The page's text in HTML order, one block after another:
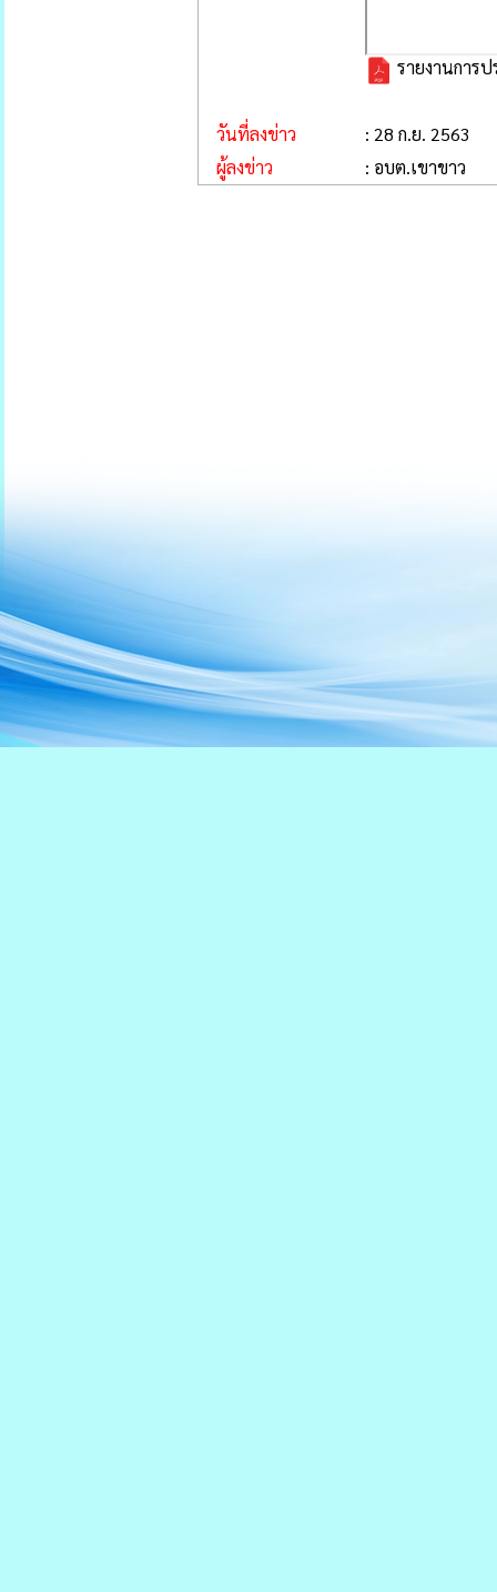
รายงานการ
วันที่ลงข่าว
: 28 ก.ย. 2563
ผู้ลงข่าว
: อบต.เขาขาว